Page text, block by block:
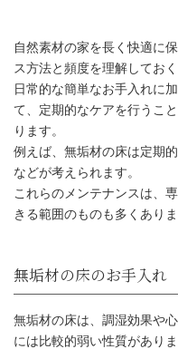
自然素材の家を長く快適に
ス方法と頻度を理解してお
日常的な簡単なお手入れに
て、定期的なケアを行うこ
ります。
例えば、無垢材の床は定期
などが考えられます。
これらのメンテナンスは、
きる範囲のものも多くありま
無垢材の床は、調湿効果や
には比較的弱い性質がありま